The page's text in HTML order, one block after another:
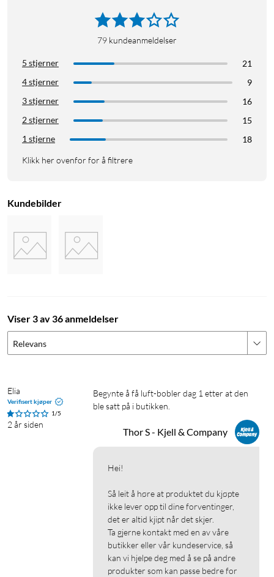
79 kundeanmeldelser
5 stjerner
21
4 stjerner
9
3 stjerner
16
2 stjerner
15
1 stjerne
18
Klikk her ovenfor for å filtrere
Kundebilder
Viser 3 av 36 anmeldelser
Relevans
Elia
Verifisert kjøper
1/5
2 år siden
Begynte å få luft-bobler dag 1 etter at den
ble satt på i butikken.
Thor S - Kjell & Company
Hei!
Så leit å høre at produktet du kjøpte
ikke lever opp til dine forventinger,
det er altid kjipt når det skjer.
Ta gjerne kontakt med en av våre
butikker eller vår kundeservice, så
kan vi hjelpe deg med å se på andre
produkter som kan passe bedre for